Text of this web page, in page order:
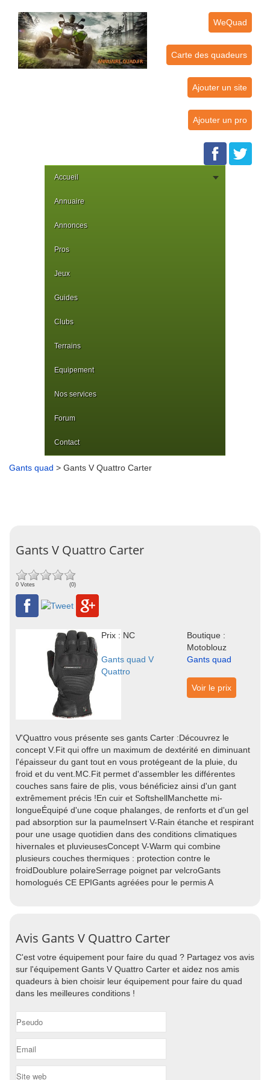
WeQuad
Carte des quadeurs
Ajouter un site
Ajouter un pro
Accueil
Annuaire
Annonces
Pros
Jeux
Guides
Clubs
Terrains
Equipement
Nos services
Forum
Contact
Gants quad > Gants V Quattro Carter
Gants V Quattro Carter
0 Votes (0)
Prix : NC
Boutique :
Motoblouz
Gants quad V
Quattro
Gants quad
Voir le prix
V'Quattro vous présente ses gants Carter :Découvrez le
concept V.Fit qui offre un maximum de dextérité en diminuant
l'épaisseur du gant tout en vous protégeant de la pluie, du
froid et du vent.MC.Fit permet d'assembler les différentes
couches sans faire de plis, vous bénéficiez ainsi d'un gant
extrêmement précis !En cuir et SoftshellManchette mi-
longueÉquipé d'une coque phalanges, de renforts et d'un gel
pad absorption sur la paumeInsert V-Rain étanche et respirant
pour une usage quotidien dans des conditions climatiques
hivernales et pluvieusesConcept V-Warm qui combine
plusieurs couches thermiques : protection contre le
froidDoublure polaireSerrage poignet par velcroGants
homologués CE EPIGants agréées pour le permis A
Avis Gants V Quattro Carter
C'est votre équipement pour faire du quad ? Partagez vos avis
sur l'équipement Gants V Quattro Carter et aidez nos amis
quadeurs à bien choisir leur équipement pour faire du quad
dans les meilleures conditions !